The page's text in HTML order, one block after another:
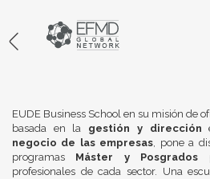
EUDE Business School en su misión de
basada en la gestión y dirección
negocio de las empresas, pone a
programas Máster y Posgrados
profesionales de cada sector. Una